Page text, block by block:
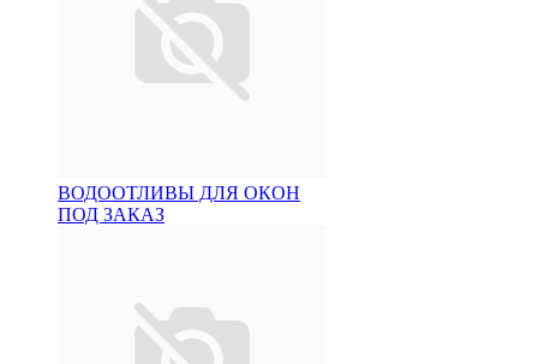
ВОДООТЛИВЫ ДЛЯ ОКОН
ПОД ЗАКАЗ